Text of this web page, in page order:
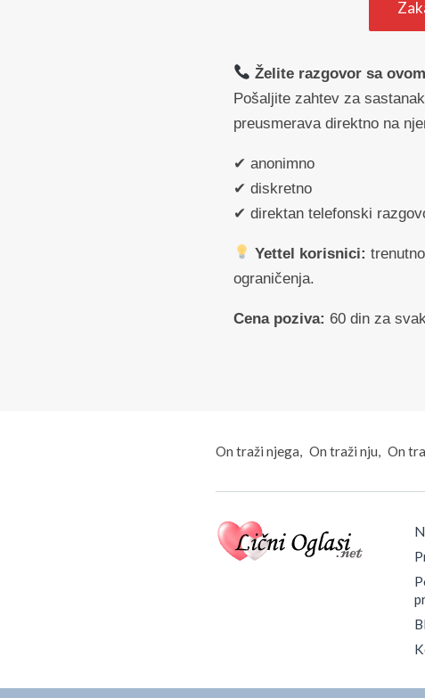
Želite razgovor sa
Pošaljite zahtev za
preusmerava direktno na
✔ anonimno
✔ diskretno
✔ direktan telefonski
Yettel korisnici:
ograničenja.
Cena poziva: 60 din za
On traži njega On traži nju On